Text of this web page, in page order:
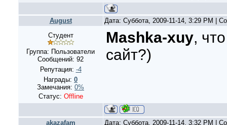
August
Дата: Суббота, 2009-11-14, 3:29 PM |
Студент
Группа: Пользователи
Сообщений: 92
Репутация: -4
Награды: 0
Замечания: 0%
Статус: Offline
Mashka-xuy,
сайт?)
akazafam Дата: Суббота, 2009-11-14, 3:32 PM |